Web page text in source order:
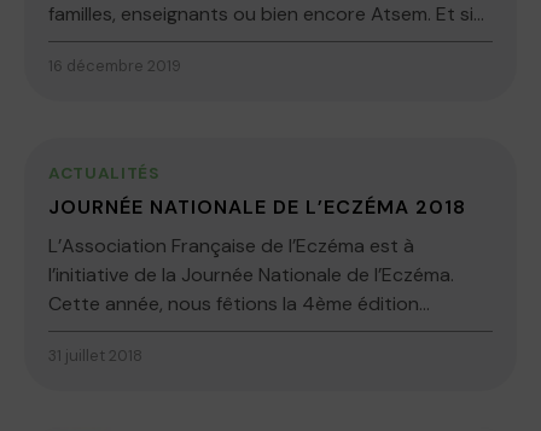
familles, enseignants ou bien encore Atsem. Et si...
16 décembre 2019
ACTUALITÉS
JOURNÉE NATIONALE DE L’ECZÉMA 2018
L’Association Française de l’Eczéma est à
l’initiative de la Journée Nationale de l’Eczéma.
Cette année, nous fêtions la 4ème édition...
31 juillet 2018